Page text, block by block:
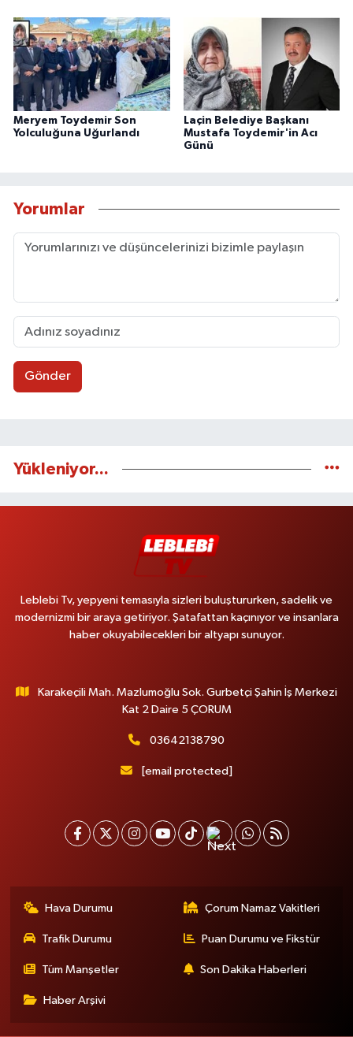
Meryem Toydemir Son
Yolculuğuna Uğurlandı
Laçin Belediye Başkanı
Mustafa Toydemir'in Acı
Günü
Yorumlar
Gönder
Yükleniyor...
Leblebi Tv, yepyeni temasıyla sizleri buluştururken, sadelik ve
modernizmi bir araya getiriyor. Şatafattan kaçınıyor ve insanlara
haber okuyabilecekleri bir altyapı sunuyor.
Karakeçili Mah. Mazlumoğlu Sok. Gurbetçi Şahin İş Merkezi
Kat 2 Daire 5 ÇORUM
03642138790
[email protected]
Hava Durumu Çorum Namaz Vakitleri
Trafik Durumu Puan Durumu ve Fikstür
Tüm Manşetler Son Dakika Haberleri
Haber Arşivi